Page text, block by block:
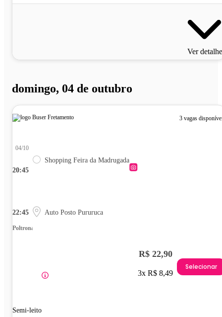
Ver
domingo, 04 de outubro
3 vagas
20:45
04/10
Shopping Feira da Madrugada
22:45 Auto Posto Pururuca
Poltrona
Semi-leito
R$ 22,90
3x R$ 8,49
Selecionar